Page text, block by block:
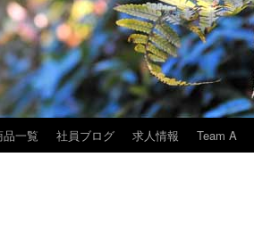
一覧 社員ブログ 求人情報 Team A